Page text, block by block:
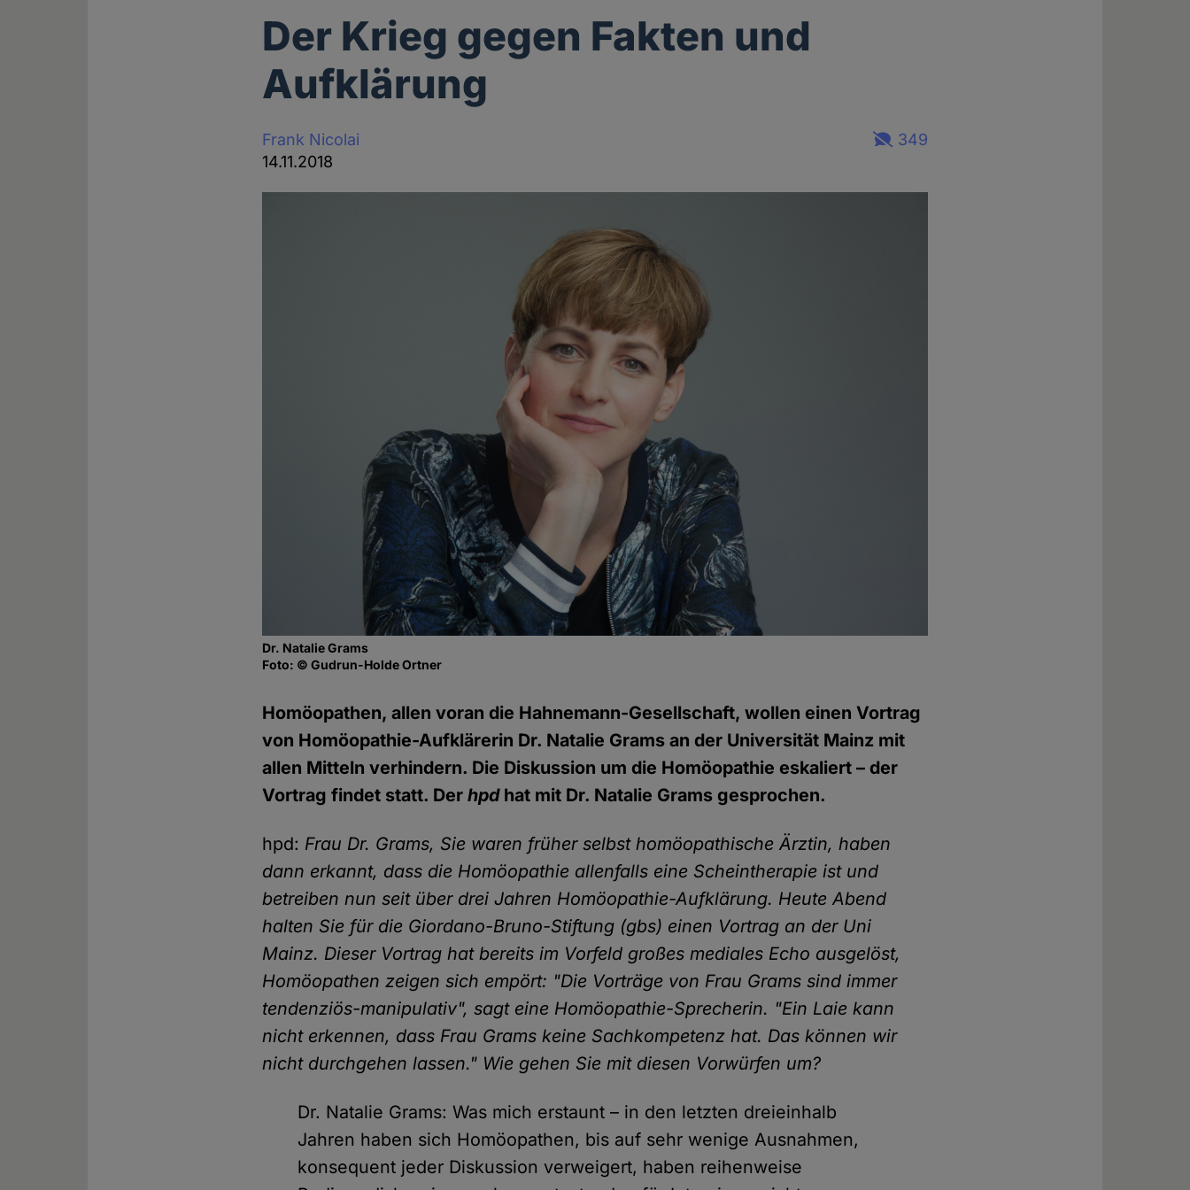
Der Krieg gegen Fakten und
Aufklärung
Frank Nicolai
14.11.2018
349
Dr. Natalie Grams
Foto: © Gudrun-Holde Ortner
Homöopathen, allen voran die Hahnemann-Gesellschaft, wollen einen Vortrag
von Homöopathie-Aufklärerin Dr. Natalie Grams an der Universität Mainz mit
allen Mitteln verhindern. Die Diskussion um die Homöopathie eskaliert – der
Vortrag findet statt. Derhpdhat mit Dr. Natalie Grams gesprochen.
hpd: Frau Dr. Grams, Sie waren früher selbst homöopathische Ärztin, haben
dann erkannt, dass die Homöopathie allenfalls eine Scheintherapie ist und
betreiben nun seit über drei Jahren Homöopathie-Aufklärung. Heute Abend
halten Sie für die Giordano-Bruno-Stiftung (gbs) einen Vortrag an der Uni
Mainz. Dieser Vortrag hat bereits im Vorfeld großes mediales Echo ausgelöst,
Homöopathen zeigen sich empört: "Die Vorträge von Frau Grams sind immer
tendenziös-manipulativ", sagt eine Homöopathie-Sprecherin. "Ein Laie kann
nicht erkennen, dass Frau Grams keine Sachkompetenz hat. Das können wir
nicht durchgehen lassen." Wie gehen Sie mit diesen Vorwürfen um?
Dr. Natalie Grams: Was mich erstaunt – in den letzten dreieinhalb
Jahren haben sich Homöopathen, bis auf sehr wenige Ausnahmen,
konsequent jeder Diskussion verweigert, haben reihenweise